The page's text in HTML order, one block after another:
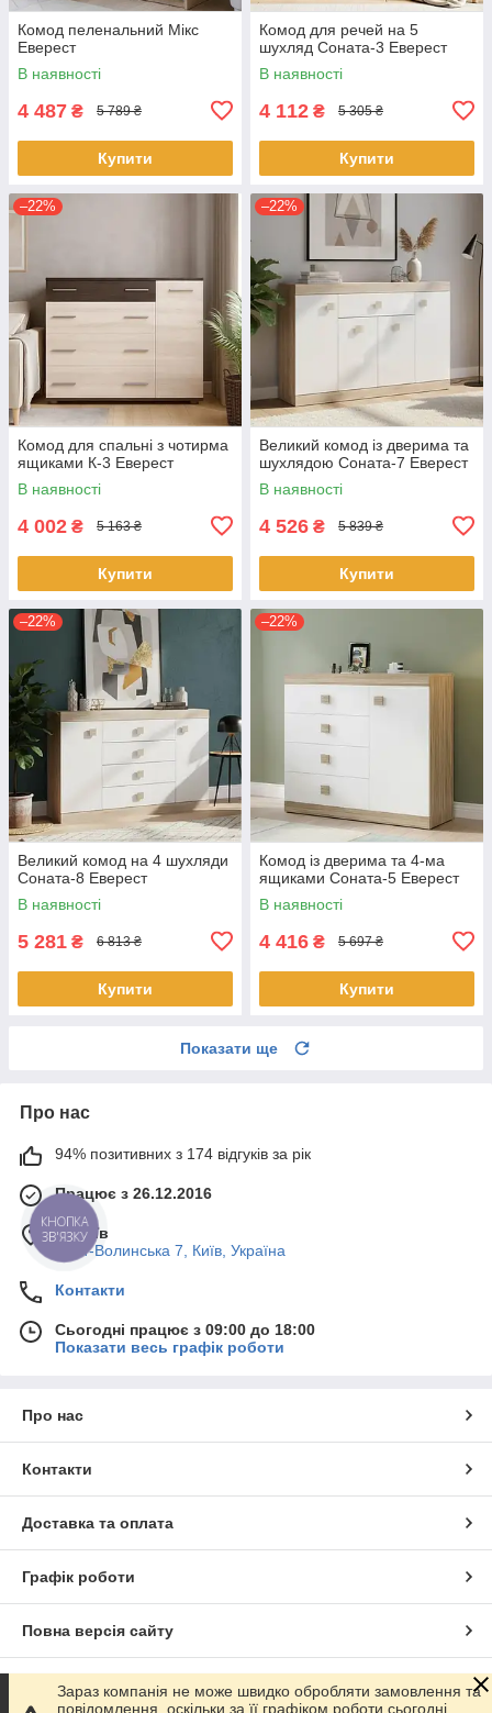
Комод пеленальний Мікс
Еверест
В наявності
4 487 ₴ 5 789 ₴
Купити
Комод для речей на 5
шухляд Соната-3 Еверест
В наявності
4 112 ₴ 5 305 ₴
Купити
–22%
Комод для спальні з чотирма
ящиками К-3 Еверест
В наявності
4 002 ₴ 5 163 ₴
Купити
–22%
Великий комод із дверима та
шухлядою Соната-7 Еверест
В наявності
4 526 ₴ 5 839 ₴
Купити
–22%
Великий комод на 4 шухляди
Соната-8 Еверест
В наявності
5 281 ₴ 6 813 ₴
Купити
–22%
Комод із дверима та 4-ма
ящиками Соната-5 Еверест
В наявності
4 416 ₴ 5 697 ₴
Купити
Показати ще
Про нас
94% позитивних з 174 відгуків за рік
Працює з 26.12.2016
м. Київ
Пост-Волинська 7, Київ, Україна
Контакти
Сьогодні працює з 09:00 до 18:00
Показати весь графік роботи
Про нас
Контакти
Доставка та оплата
Графік роботи
Повна версія сайту
Сайт створено на маркетплейсі Prom.ua
Зараз компанія не може швидко обробляти замовлення та
повідомлення, оскільки за її графіком роботи сьогодні
КНОПКА
ЗВ'ЯЗКУ